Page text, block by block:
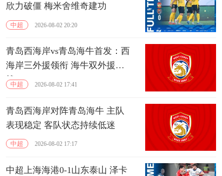
欣力破僵 梅米舍维奇建功
中超 2026-08-02 20:20
青岛西海岸vs青岛海牛首发：西
海岸三外援领衔 海牛双外援出
战中超 2026-08-02 17:41
青岛西海岸对阵青岛海牛 主队
表现稳定 客队状态持续低迷
中超 2026-08-02 17:17
中超上海海港0-1山东泰山 泽卡